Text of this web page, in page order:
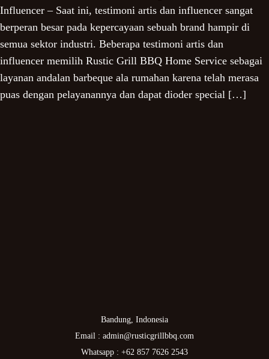
Influencer – Saat ini, testimoni artis dan influencer sangat
berperan besar pada kepercayaan sebuah brand hampir di
semua sektor industri. Beberapa testimoni artis dan
influencer memilih Rustic Grill BBQ Home Service sebagai
layanan andalan barbeque ala rumahan karena telah merasa
puas dengan pelayanannya dan dapat dioder special […]
Bandung, Indonesia
Email : admin@rusticgrillbbq.com
Whatsapp : +62 857 7626 2543